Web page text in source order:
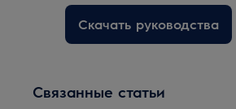
Скачать руководства
Связанные статьи